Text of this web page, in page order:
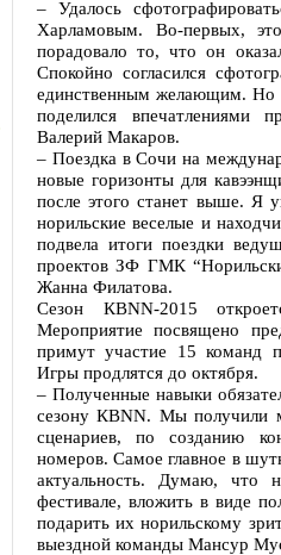
– Удалось
Харламовым. Во-первых,
порадовало то, что он
Спокойно согласился
единственным желающим. Но
поделился впечатлениями
Валерий Макаров.
– Поездка в Сочи на
новые горизонты для
после этого станет выше. Я
норильские веселые и
подвела итоги поездки
проектов ЗФ ГМК
Жанна Филатова.
Сезон КВNN-2015
Мероприятие посвящено
примут участие 15 команд
Игры продлятся до октября.
– Полученные навыки
сезону КВNN. Мы получили
сценариев, по созданию
номеров. Самое главное в
актуальность. Думаю, что
фестивале, вложить в виде
подарить их норильскому
выездной команды Мансур